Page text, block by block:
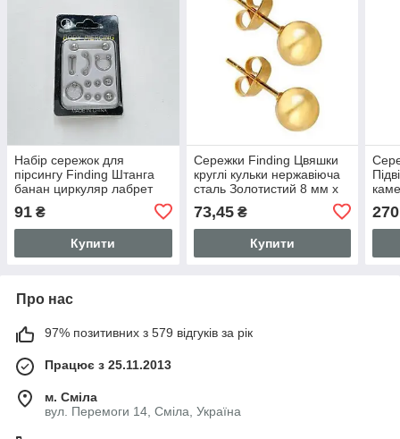
Набір сережок для
пірсингу Finding Штанга
банан циркуляр лабрет
сталі 316L Сталистий
44мм x 35мм 26703
91 ₴
Купити
Сережки Finding Цвяшки
круглі кульки нержавіюча
сталь Золотистий 8 мм x
73,45₴
Купити
270
Про нас
97% позитивних з 579 відгуків за рік
Працює з 25.11.2013
м. Сміла
вул. Перемоги 14, Сміла, Україна